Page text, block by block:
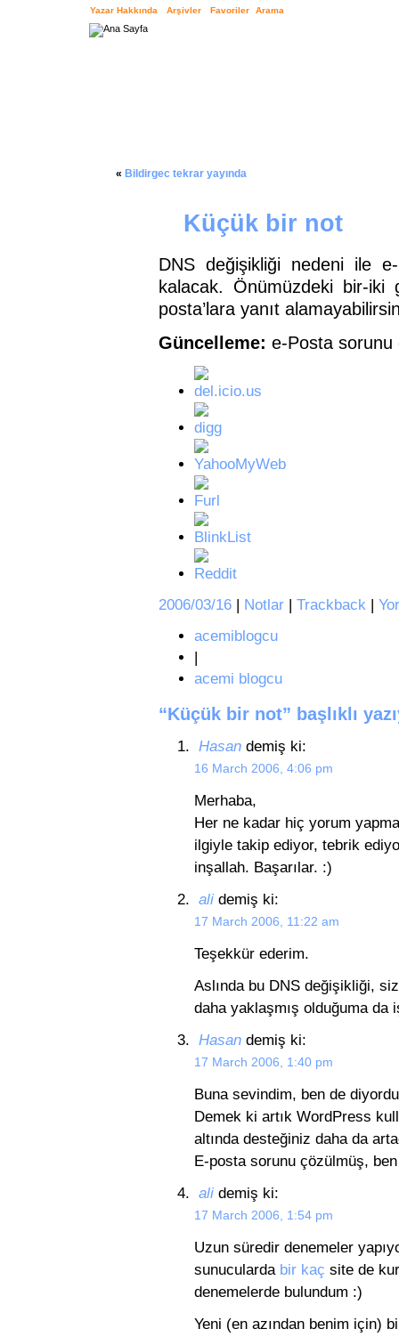
Yazar Hakkında Arşivler Favoriler Arama
« Bildirgec tekrar yayında
Küçük bir not
DNS değişikliği nedeni ile
kalacak. Önümüzdeki bir-
posta’lara yanıt
Güncelleme: e-Posta sorunu
2006/03/16| Notlar| Trackback|
acemiblogcu
acemi blogcu
“Küçük bir not” başlıklı
Hasandemiş ki:
16 March 2006, 4:06 pm
Merhaba,
Her ne kadar hiç yorum
ilgiyle takip ediyor, tebrik
inşallah. Başarılar. :)
alidemiş ki:
17 March 2006, 11:22 am
Teşekkür ederim.
Aslında bu DNS değişikliği,
daha yaklaşmış olduğuma da
Hasandemiş ki:
17 March 2006, 1:40 pm
Buna sevindim, ben de
Demek ki artık WordPress
altında desteğiniz daha da
E-posta sorunu çözülmüş,
alidemiş ki:
17 March 2006, 1:54 pm
Uzun süredir denemeler
sunucularda bir kaç site de
denemelerde bulundum :)
Yeni (en azından benim için)